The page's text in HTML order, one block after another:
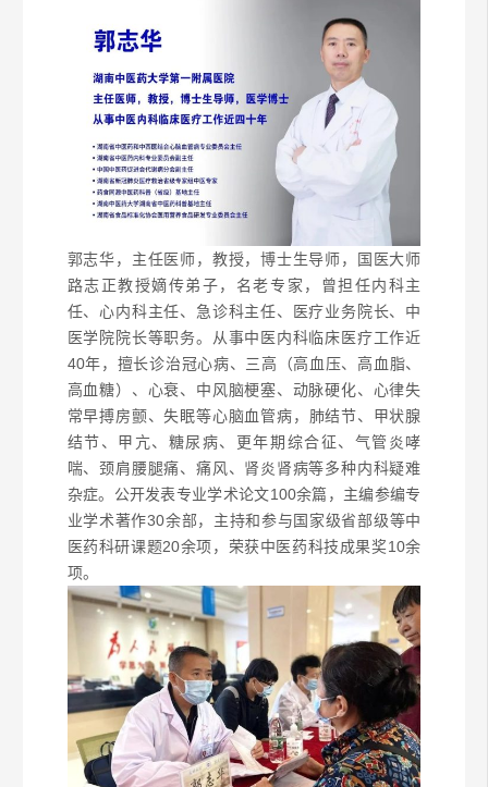
郭志华，主任医师，教授，博士生导师，国医大师
路志正教授嫡传弟子，名老专家， 曾担任内科主
任、心内科主任、急诊科主任、医疗业务院长、中
医学院院长等职务。从事中医内科临床医疗工作近
40年，擅长诊治冠心病、三高（高血压、高血脂、
高血糖）、心衰、中风脑梗塞、动脉硬化、心律失
常早搏房颤、失眠等心脑血管病，肺结节、甲状腺
结节、甲亢、糖尿病、更年期综合征、 气管炎哮
喘、颈肩腰腿痛、痛风、肾炎肾病等多种内科疑难
杂症。公开发表专业学术论文100余篇，主编参编专
业学术著作30余部，主持和参与国家级省部级等中
医药科研课题20余项，荣获中医药科技成果奖10余
项。